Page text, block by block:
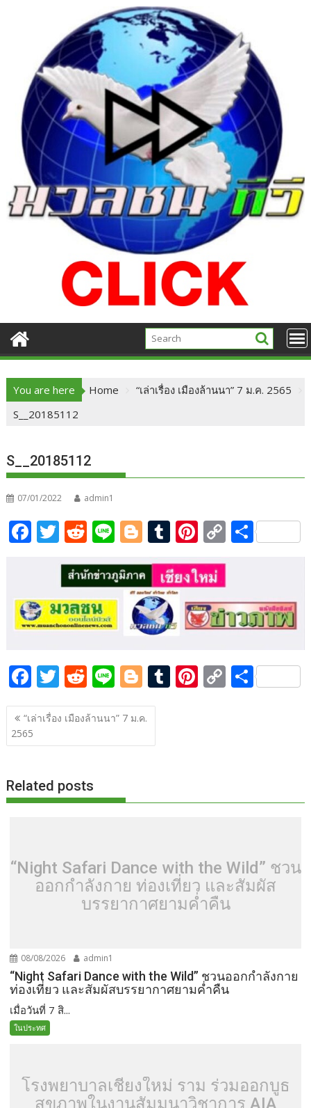
You are here Home
“เล่าเรื่อง เมืองล้านนา” 7 ม.ค. 2565
S__20185112
S__20185112
07/01/2022 admin1
F
b
o
k
T
w
itt
er
R
d
di
t
Li
e
Bl
o
g
g
er
T
m
bl
r
Pi
er
e
st
C
o
y
Li
k
S
e
F
ac
e
b
o
k
T
w
itt
er
R
e
d
di
Li
n
e
Bl
o
g
g
T Pi C
k
S
แนะแนว
เรื่อง
“เล่าเรื่อง เมืองล้านนา” 7 ม.ค.
2565
Related posts
“Night Safari Dance with the Wild” ชวน
ออกกำลังกาย ท่องเที่ยว และสัมผัส
บรรยากาศยามค่ำคืน
08/08/2026 admin1
“Night Safari Dance with the Wild” ชวนออกกำลังกาย
ท่องเที่ยว และสัมผัสบรรยากาศยามค่ำคืน
เมื่อวันที่ 7 สิ...
ในประทศ
โรงพยาบาลเชียงใหม่ ราม ร่วมออกบูธ
สุขภาพในงานสัมมนาวิชาการ AIA